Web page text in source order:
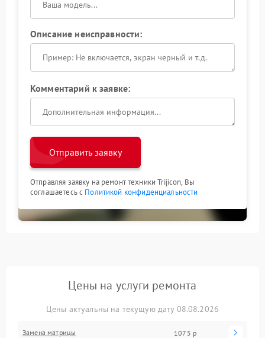
Описание неисправности:
Комментарий к заявке:
Отправить заявку
Отправляя заявку на ремонт техники Trijicon, Вы
соглашаетесь с Политикой конфиденциальности
Цены на услуги ремонта
Цены актуальны на текущую дату 08.08.2026
Замена матрицы 1075 р